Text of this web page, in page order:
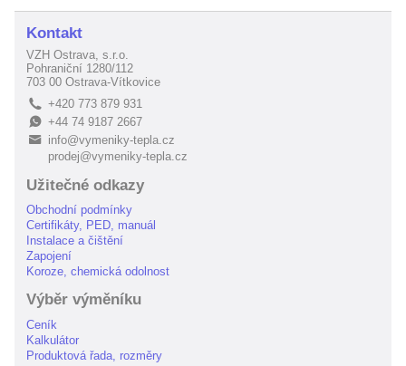
Kontakt
VZH Ostrava, s.r.o.
Pohraniční 1280/112
703 00 Ostrava-Vítkovice
L +420 773 879 931
E+44 74 9187 2667
B
info@vymeniky-tepla.cz
prodej@vymeniky-tepla.cz
Užitečné odkazy
Obchodní podmínky
Certifikáty, PED, manuál
Instalace a čištění
Zapojení
Koroze, chemická odolnost
Výběr výměníku
Ceník
Kalkulátor
Produktová řada, rozměry